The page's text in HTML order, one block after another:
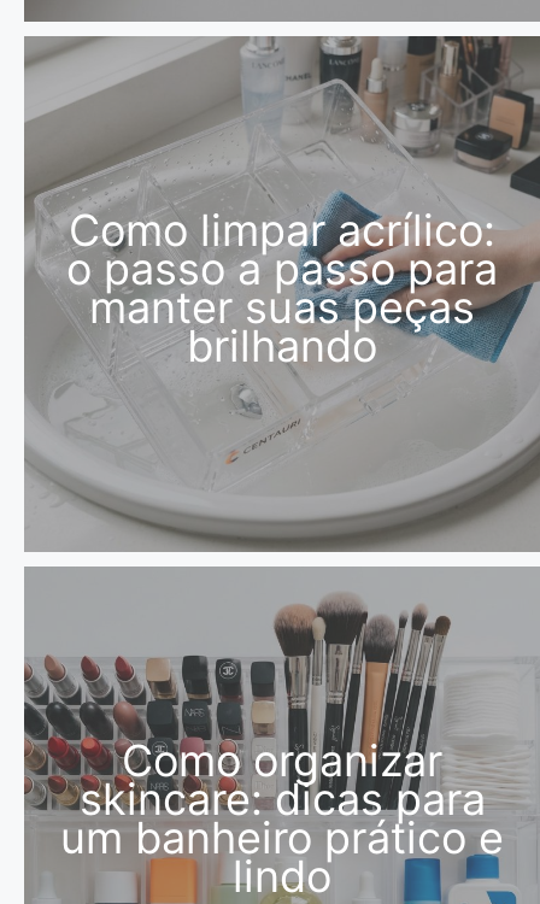
Como limpar acrílico:
o passo a passo para
manter suas peças
brilhando
Como organizar
skincare: dicas para
um banheiro prático e
lindo